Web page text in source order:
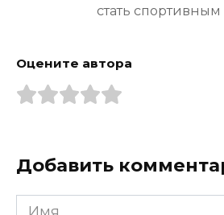
стать
Оцените автора
Добавить
Имя